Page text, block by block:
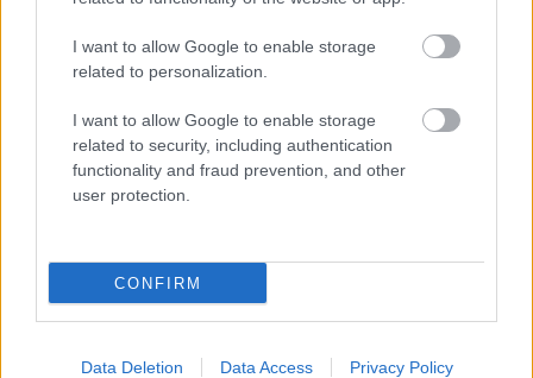
I want to allow Google to enable storage
related to personalization.
I want to allow Google to enable storage
related to security, including authentication
functionality and fraud prevention, and other
user protection.
CONFIRM
Data Deletion Data Access Privacy Policy